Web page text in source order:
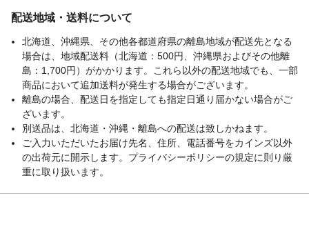
配送地域・送料について
北海道、沖縄県、その他各都道府県の離島地域が配送先となる
場合は、地域配送料（北海道：500円、沖縄県およびその他離
島：1,700円）がかかります。これら以外の配送地域でも、一部
商品において追加送料が発生する場合がございます。
離島の場合、配送日を指定しても指定日通り届かない場合がご
ざいます。
別送品は、北海道・沖縄・離島への配送は致しかねます。
ご入力いただいたお届け先名、住所、電話番号をカインズ以外
の出荷元に開示します。プライバシーポリシーの規定に則り厳
重に取り扱います。